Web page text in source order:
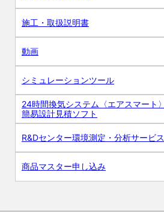
施工・取扱説明書
動画
シミュレーションツール
24時間換気システム〈エアスマート〉
簡易設計見積ソフト
R&Dセンター環境測定・分析サービス
商品マスター申し込み